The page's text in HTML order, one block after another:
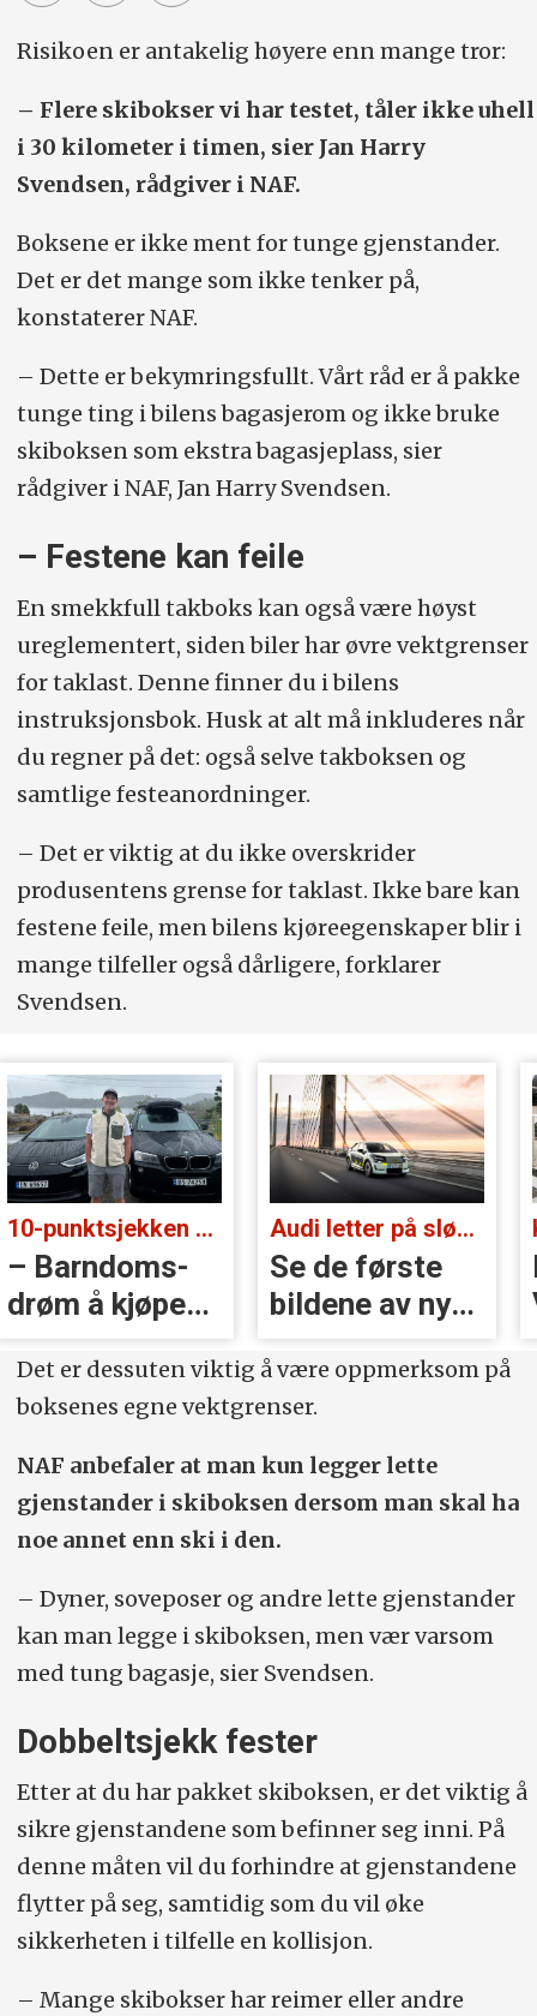
Risikoen er antakelig høyere enn mange tror:
– Flere skibokser vi har testet, tåler ikke uhell
i 30 kilometer i timen, sier Jan Harry
Svendsen, rådgiver i NAF.
Boksene er ikke ment for tunge gjenstander.
Det er det mange som ikke tenker på,
konstaterer NAF.
– Dette er bekymringsfullt. Vårt råd er å pakke
tunge ting i bilens bagasjerom og ikke bruke
skiboksen som ekstra bagasjeplass, sier
rådgiver i NAF, Jan Harry Svendsen.
– Festene kan feile
En smekkfull takboks kan også være høyst
ureglementert, siden biler har øvre vektgrenser
for taklast. Denne finner du i bilens
instruksjonsbok. Husk at alt må inkluderes når
du regner på det: også selve takboksen og
samtlige festeanordninger.
– Det er viktig at du ikke overskrider
produsentens grense for taklast. Ikke bare kan
festene feile, men bilens kjøreegenskaper blir i
mange tilfeller også dårligere, forklarer
Svendsen.
10-punktsjekken med Christian Paasche:
– Barndoms­
drøm å kjøpe
BMW
Audi letter på sløret:
Se de første
bildene av nye
A2 e-tron
Det er dessuten viktig å være oppmerksom på
boksenes egne vektgrenser.
NAF anbefaler at man kun legger lette
gjenstander i skiboksen dersom man skal ha
noe annet enn ski i den.
– Dyner, soveposer og andre lette gjenstander
kan man legge i skiboksen, men vær varsom
med tung bagasje, sier Svendsen.
Dobbeltsjekk fester
Etter at du har pakket skiboksen, er det viktig å
sikre gjenstandene som befinner seg inni. På
denne måten vil du forhindre at gjenstandene
flytter på seg, samtidig som du vil øke
sikkerheten i tilfelle en kollisjon.
– Mange skibokser har reimer eller andre